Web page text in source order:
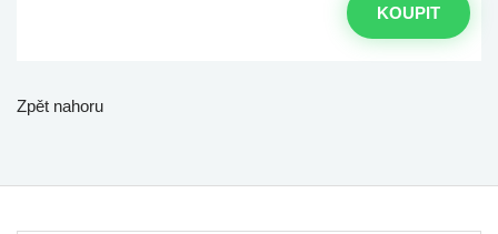
KOUPIT
Zpět nahoru